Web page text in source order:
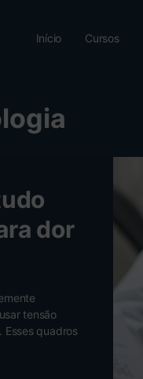
Início Cursos
dor
tensão
Esses quadros